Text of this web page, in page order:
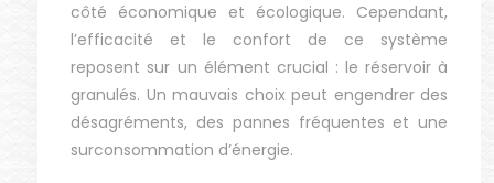
côté économique et écologique. Cependant,
l’efficacité et le confort de ce système
reposent sur un élément crucial : le réservoir à
granulés. Un mauvais choix peut engendrer des
désagréments, des pannes fréquentes et une
surconsommation d’énergie.